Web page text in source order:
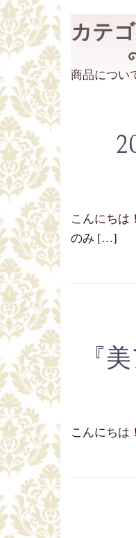
コ
ン
テ
ツ
へ
ス
キ
ッ
プ
カテ
商品につい
こんにちは
のみ […]
『
こんにちは